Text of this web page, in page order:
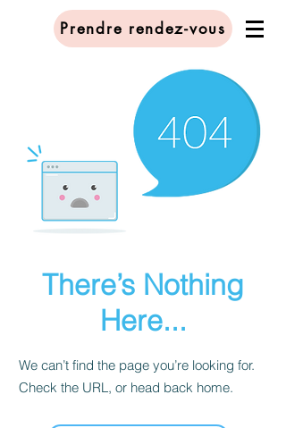
Prendre rendez-vous
There’s Nothing
Here...
We can’t find the page you’re looking for.
Check the URL, or head back home.